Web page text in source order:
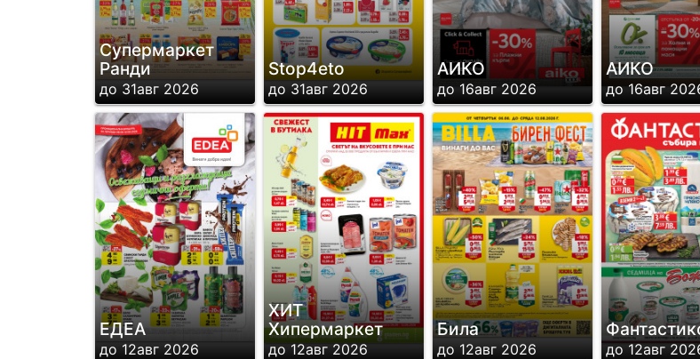
Супермаркет
Ранди
до 31авг 2026
Stop4eto
до 31авг 2026
АИКО
до 16авг 2026
АИКО
до 16авг
ЕДЕА
до 12авг 2026
ХИТ
Хипермаркет
до 12авг 2026
Била
до 12авг 2026 до 12авг